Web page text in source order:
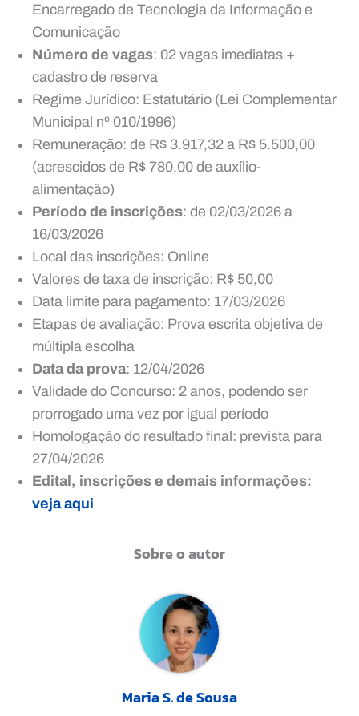
Encarregado de Tecnologia da Informação e
Comunicação
Número de vagas: 02 vagas imediatas +
cadastro de reserva
Regime Jurídico: Estatutário (Lei Complementar
Municipal nº 010/1996)
Remuneração: de R$ 3.917,32 a R$ 5.500,00
(acrescidos de R$ 780,00 de auxílio-
alimentação)
Período de inscrições: de 02/03/2026 a
16/03/2026
Local das inscrições: Online
Valores de taxa de inscrição: R$ 50,00
Data limite para pagamento: 17/03/2026
Etapas de avaliação: Prova escrita objetiva de
múltipla escolha
Data da prova: 12/04/2026
Validade do Concurso: 2 anos, podendo ser
prorrogado uma vez por igual período
Homologação do resultado final: prevista para
27/04/2026
Edital, inscrições e demais informações:
veja aqui
Sobre o autor
Maria S. de Sousa